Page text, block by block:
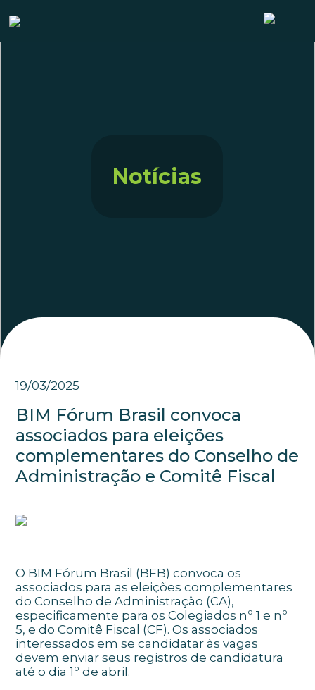
Notícias
19/03/2025
BIM Fórum Brasil convoca
associados para eleições
complementares do Conselho de
Administração e Comitê Fiscal
O BIM Fórum Brasil (BFB) convoca os
associados para as eleições complementares
do Conselho de Administração (CA),
especificamente para os Colegiados nº 1 e nº
5, e do Comitê Fiscal (CF). Os associados
interessados em se candidatar às vagas
devem enviar seus registros de candidatura
até o dia 1º de abril.